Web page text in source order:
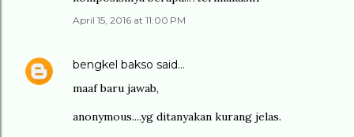
April 15, 2016 at 11:00 PM
bengkel bakso said…
maaf baru jawab,
anonymous....yg ditanyakan kurang jelas.